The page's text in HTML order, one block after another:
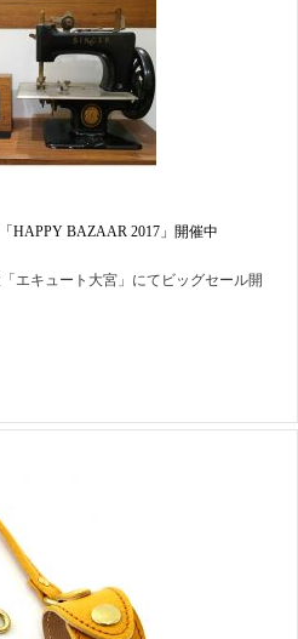
HAPPY BAZAAR 2017」開催中
エキュート大宮」にてビッグセール開